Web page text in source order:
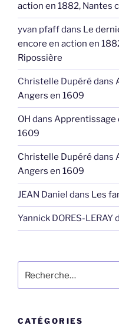
action en 1882, Nantes
yvan pfaffdans Le
encore en action en
Ripossière
Christelle Dupéré dans
Angers en 1609
OH dans Apprentissage
1609
Christelle Dupéré dans
Angers en 1609
JEAN Daniel dans Les
Yannick DORES-LERAY
pour
CATÉGORIES